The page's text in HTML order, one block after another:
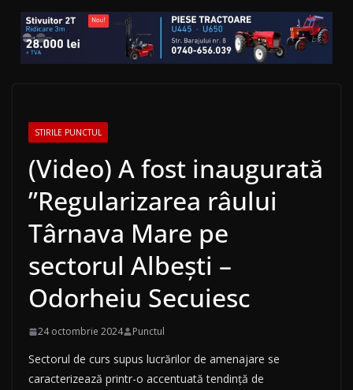
STIRILE PUNCTUL
(Video) A fost inaugurată
”Regularizarea râului
Târnava Mare pe
sectorul Albești –
Odorheiu Secuiesc
24 octombrie 2024 Punctul
Sectorul de curs supus lucrărilor de amenajare se
caracterizează printr-o accentuată tendință de